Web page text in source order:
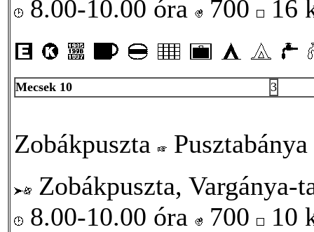
8.00-10.00 óra 700 16
Mecsek 10 3
Zobákpuszta
Pusztabánya
Zobákpuszta, Vargánya-
8.00-10.00 óra
700 10